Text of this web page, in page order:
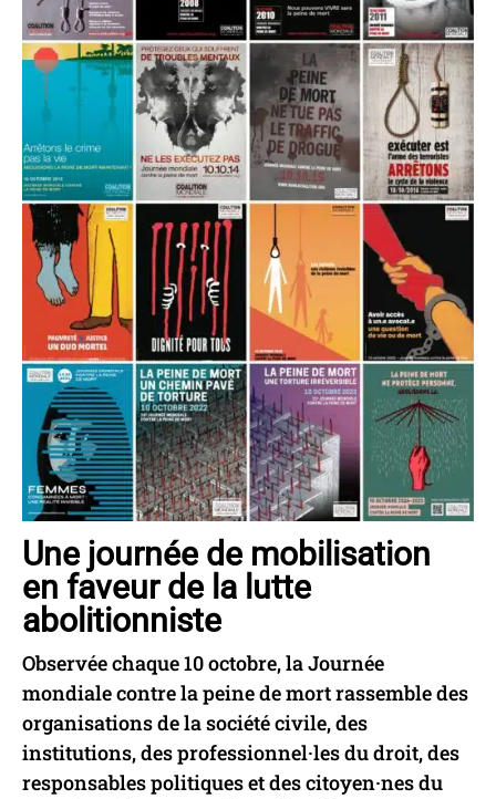
Une journée de mobilisation
en faveur de la lutte
abolitionniste
Observée chaque 10 octobre, la Journée
mondiale contre la peine de mort rassemble des
organisations de la société civile, des
institutions, des professionnel·les du droit, des
responsables politiques et des citoyen·nes du